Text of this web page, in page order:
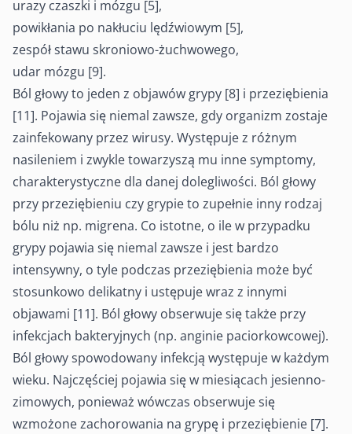
urazy czaszki i mózgu [5],
powikłania po nakłuciu lędźwiowym [5],
zespół stawu skroniowo-żuchwowego,
udar mózgu [9].
Ból głowy to jeden z objawów grypy [8] i przeziębienia
[11]. Pojawia się niemal zawsze, gdy organizm zostaje
zainfekowany przez wirusy. Występuje z różnym
nasileniem i zwykle towarzyszą mu inne symptomy,
charakterystyczne dla danej dolegliwości. Ból głowy
przy przeziębieniu czy grypie to zupełnie inny rodzaj
bólu niż np. migrena. Co istotne, o ile w przypadku
grypy pojawia się niemal zawsze i jest bardzo
intensywny, o tyle podczas przeziębienia może być
stosunkowo delikatny i ustępuje wraz z innymi
objawami [11]. Ból głowy obserwuje się także przy
infekcjach bakteryjnych (np. anginie paciorkowcowej).
Ból głowy spowodowany infekcją występuje w każdym
wieku. Najczęściej pojawia się w miesiącach jesienno-
zimowych, ponieważ wówczas obserwuje się
wzmożone zachorowania na grypę i przeziębienie [7].